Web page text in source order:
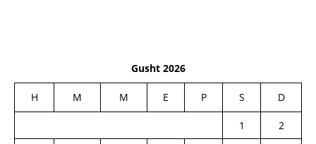
Gusht 2026
H M M E P S D
1
2